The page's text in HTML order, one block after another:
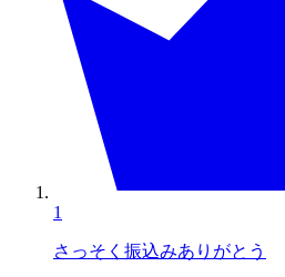
1
さっそく振込みありがとう